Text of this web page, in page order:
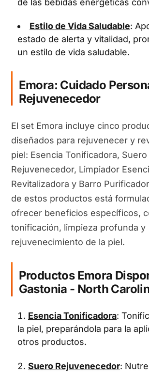
Estilo de Vida Saludable:
estado de alerta y vitalidad,
un estilo de vida saludable.
Emora: Cuidado
Rejuvenecedor
El set Emora incluye cinco
diseñados para rejuvenecer y
piel: Esencia Tonificadora, Suero
Rejuvenecedor, Limpiador
Revitalizadora y Barro
de estos productos está
ofrecer beneficios específicos,
tonificación, limpieza profunda y
rejuvenecimiento de la piel.
Productos Emora
Gastonia - North
Esencia Tonificadora:
la piel, preparándola para la
otros productos.
Suero Rejuvenecedor: